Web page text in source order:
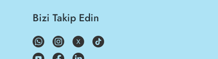
Bizi Takip Edin